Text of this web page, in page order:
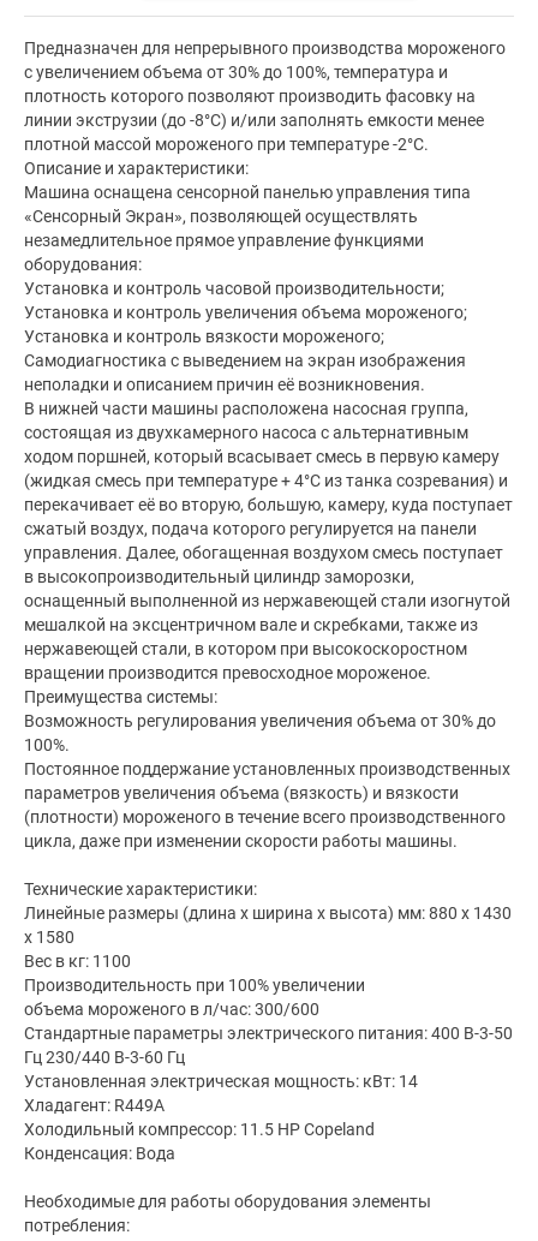
Предназначен для непрерывного производства мороженого
с увеличением объема от 30% до 100%, температура и
плотность которого позволяют производить фасовку на
линии экструзии (до -8°С) и/или заполнять емкости менее
плотной массой мороженого при температуре -2°С.
Описание и характеристики:
Машина оснащена сенсорной панелью управления типа
«Сенсорный Экран», позволяющей осуществлять
незамедлительное прямое управление функциями
оборудования:
Установка и контроль часовой производительности;
Установка и контроль увеличения объема мороженого;
Установка и контроль вязкости мороженого;
Самодиагностика с выведением на экран изображения
неполадки и описанием причин её возникновения.
В нижней части машины расположена насосная группа,
состоящая из двухкамерного насоса с альтернативным
ходом поршней, который всасывает смесь в первую камеру
(жидкая смесь при температуре + 4°С из танка созревания) и
перекачивает её во вторую, большую, камеру, куда поступает
сжатый воздух, подача которого регулируется на панели
управления. Далее, обогащенная воздухом смесь поступает
в высокопроизводительный цилиндр заморозки,
оснащенный выполненной из нержавеющей стали изогнутой
мешалкой на эксцентричном вале и скребками, также из
нержавеющей стали, в котором при высокоскоростном
вращении производится превосходное мороженое.
Преимущества системы:
Возможность регулирования увеличения объема от 30% до
100%.
Постоянное поддержание установленных производственных
параметров увеличения объема (вязкость) и вязкости
(плотности) мороженого в течение всего производственного
цикла, даже при изменении скорости работы машины.
Технические характеристики:
Линейные размеры (длина х ширина х высота) мм: 880 х 1430
х 1580
Вес в кг: 1100
Производительность при 100% увеличении
объема мороженого в л/час: 300/600
Стандартные параметры электрического питания: 400 В-3-50
Гц 230/440 В-3-60 Гц
Установленная электрическая мощность: кВт: 14
Хладагент: R449А
Холодильный компрессор: 11.5 HP Сореland
Конденсация: Вода
Необходимые для работы оборудования элементы
потребления: